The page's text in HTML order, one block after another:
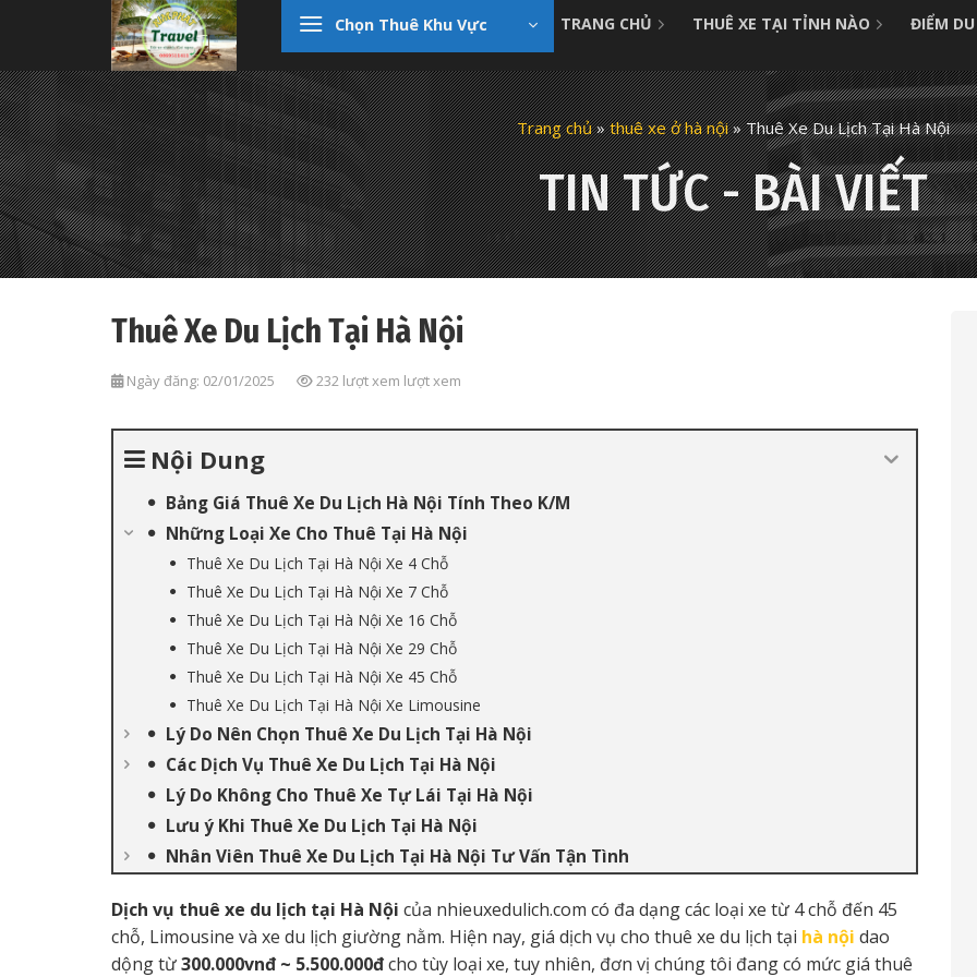
content
Chọn Thuê Khu Vực TRANG CHỦ THUÊ XE TẠI TỈNH NÀO ĐIỂM
Trang chủ»thuê xe ở hà nội»Thuê Xe Du Lịch Tại Hà Nội
TIN TỨC - BÀI VIẾT
Thuê Xe Du Lịch Tại Hà Nội
Ngày đăng: 02/01/2025 232 lượt xem lượt xem
Nội Dung
Bảng Giá Thuê Xe Du Lịch Hà Nội Tính Theo K/M
Những Loại Xe Cho Thuê Tại Hà Nội
Thuê Xe Du Lịch Tại Hà Nội Xe 4 Chỗ
Thuê Xe Du Lịch Tại Hà Nội Xe 7 Chỗ
Thuê Xe Du Lịch Tại Hà Nội Xe 16 Chỗ
Thuê Xe Du Lịch Tại Hà Nội Xe 29 Chỗ
Thuê Xe Du Lịch Tại Hà Nội Xe 45 Chỗ
Thuê Xe Du Lịch Tại Hà Nội Xe Limousine
Lý Do Nên Chọn Thuê Xe Du Lịch Tại Hà Nội
Các Dịch Vụ Thuê Xe Du Lịch Tại Hà Nội
Lý Do Không Cho Thuê Xe Tự Lái Tại Hà Nội
Lưu ý Khi Thuê Xe Du Lịch Tại Hà Nội
Nhân Viên Thuê Xe Du Lịch Tại Hà Nội Tư Vấn Tận Tình
Dịch vụ thuê xe du lịch tại Hà Nội của nhieuxedulich.com có đa dạng các loại xe từ 4 chỗ đến 45
chỗ, Limousine và xe du lịch giường nằm. Hiện nay, giá dịch vụ cho thuê xe du lịch tại hà nội dao
dộng từ300.000vnđ ~ 5.500.000đcho tùy loại xe, tuy nhiên, đơn vị chúng tôi đang có mức giá thuê